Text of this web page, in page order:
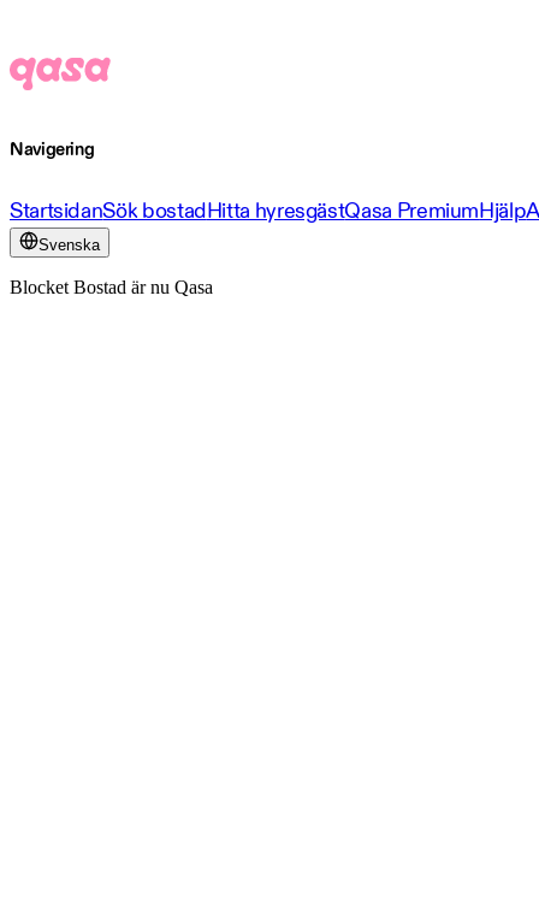
Navigering
StartsidanSök bostadHitta hyresgästQasa PremiumHjälp
Svenska
Blocket Bostad är nu Qasa